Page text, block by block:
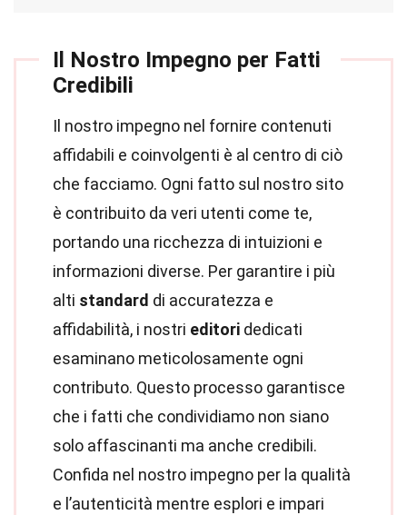
Il Nostro Impegno per Fatti
Credibili
Il nostro impegno nel fornire contenuti
affidabili e coinvolgenti è al centro di ciò
che facciamo. Ogni fatto sul nostro sito
è contribuito da veri utenti come te,
portando una ricchezza di intuizioni e
informazioni diverse. Per garantire i più
alti standard di accuratezza e
affidabilità, i nostri editori dedicati
esaminano meticolosamente ogni
contributo. Questo processo garantisce
che i fatti che condividiamo non siano
solo affascinanti ma anche credibili.
Confida nel nostro impegno per la qualità
e l’autenticità mentre esplori e impari